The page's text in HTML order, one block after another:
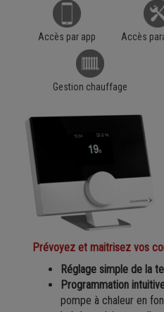
Accès par app Accès
Gestion chauffage
Prévoyez et maitrisez vos
Réglage simple de la
Programmation
pompe à chaleur en